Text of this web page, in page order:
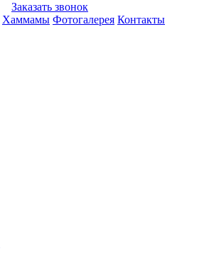
Заказать звонок
Хаммамы Фотогалерея Контакты